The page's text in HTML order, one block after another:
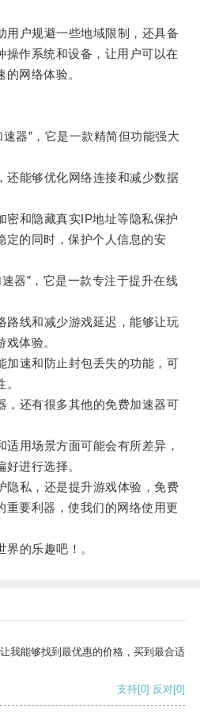
户规避一些地域限制，还具备
操作系统和设备，让用户可以在
网络体验。
器”，它是一款精简但功能强大
能够优化网络连接和减少数据
和隐藏真实IP地址等隐私保护
定的同时，保护个人信息的安
”，它是一款专注于提升在线
线和减少游戏延迟，能够让玩
体验。
速和防止封包丢失的功能，可
还有很多其他的免费加速器可
用场景方面可能会有所差异，
进行选择。
私，还是提升游戏体验，免费
重要利器，使我们的网络使用更
的乐趣吧！。
我能够找到最优惠的价格，买到最合适
支持[0] 反对[0]